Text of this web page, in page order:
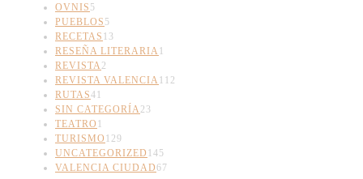
OVNIS 5
PUEBLOS 5
RECETAS 13
RESEÑA LITERARIA1
REVISTA2
REVISTA VALENCIA112
RUTAS41
SIN CATEGORÍA23
TEATRO 1
TURISMO 129
UNCATEGORIZED 145
VALENCIA CIUDAD67